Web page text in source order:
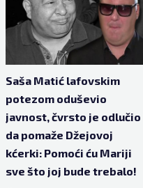
Saša Matić lafovskim
potezom oduševio
javnost, čvrsto je odlučio
da pomaže Džejovoj
kćerki: Pomoći ću Mariji
sve što joj bude trebalo!